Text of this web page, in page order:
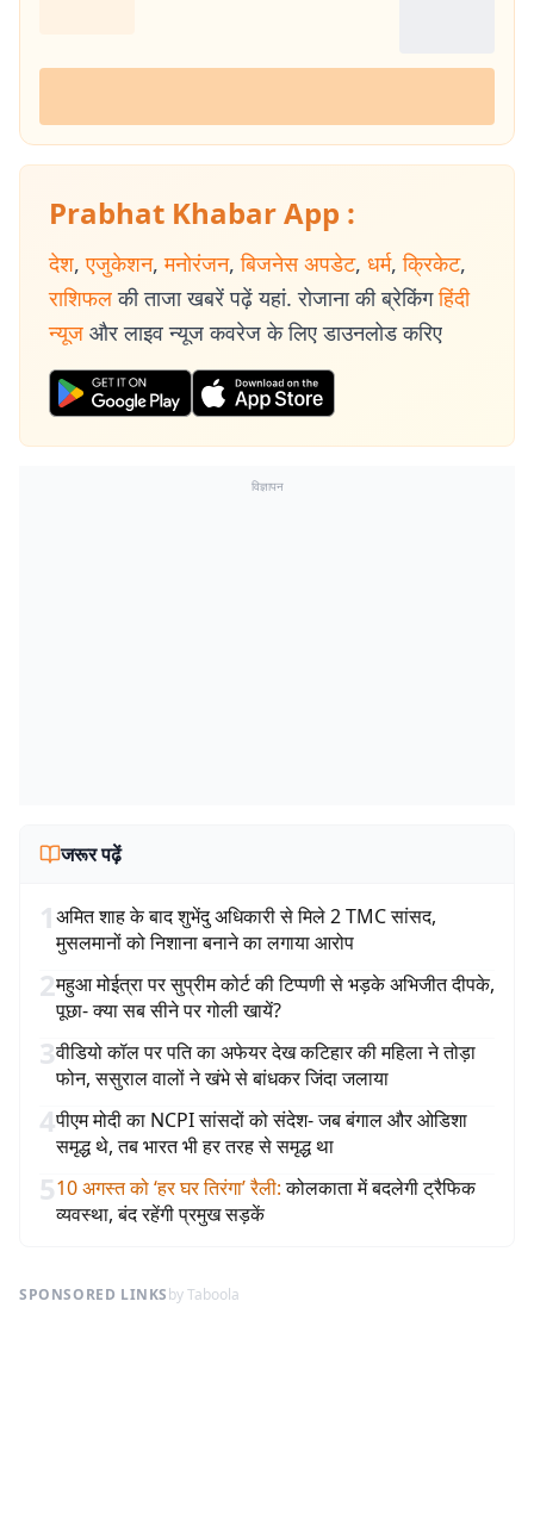
Prabhat Khabar App :
देश, एजुकेशन, मनोरंजन, बिजनेस अपडेट, धर्म, क्रिकेट,
राशिफल की ताजा खबरें पढ़ें यहां. रोजाना की ब्रेकिंग हिंदी
न्यूज और लाइव न्यूज कवरेज के लिए डाउनलोड करिए
विज्ञापन
जरूर पढ़ें
1अमित शाह के बाद शुभेंदु अधिकारी से मिले 2 TMC सांसद,
मुसलमानों को निशाना बनाने का लगाया आरोप
2महुआ मोईत्रा पर सुप्रीम कोर्ट की टिप्पणी से भड़के अभिजीत दीपके,
पूछा- क्या सब सीने पर गोली खायें?
3वीडियो कॉल पर पति का अफेयर देख कटिहार की महिला ने तोड़ा
फोन, ससुराल वालों ने खंभे से बांधकर जिंदा जलाया
4पीएम मोदी का NCPI सांसदों को संदेश- जब बंगाल और ओडिशा
समृद्ध थे, तब भारत भी हर तरह से समृद्ध था
510 अगस्त को ‘हर घर तिरंगा’ रैली: कोलकाता में बदलेगी ट्रैफिक
व्यवस्था, बंद रहेंगी प्रमुख सड़कें
SPONSORED LINKSby Taboola